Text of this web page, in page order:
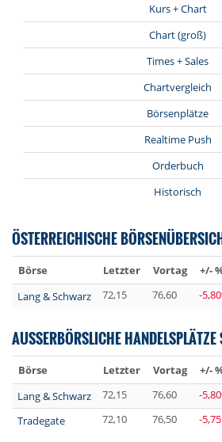
Kurs + Chart
Chart (groß)
Times + Sales
Chartvergleich
Börsenplätze
Realtime Push
Orderbuch
Historisch
ÖSTERREICHISCHE
Börse Letzter Vortag +/-
Lang & Schwarz
72,15 76,60 -
AUSSERBÖRSLICHE
Börse Letzter Vortag +/-
Lang & Schwarz
72,15 76,60 -
Tradegate
72,10 76,50 -